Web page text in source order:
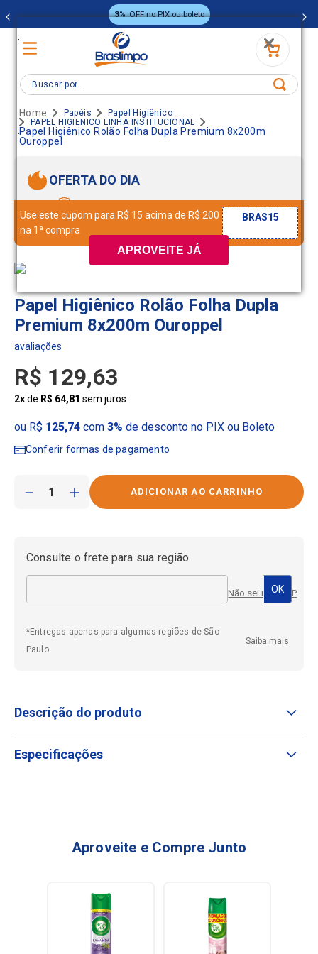
.
.
APROVEITE JÁ
3%OFF no PIX ou boleto
Buscar por...
Papéis
Papel Higiênico
PAPEL HIGIENICO LINHA INSTITUCIONAL
Papel Higiênico Rolão Folha Dupla Premium 8x200m
Ouroppel
OFERTA DO DIA
Use este cupom para R$ 15 acima de R$ 200
na 1ª compra
BRAS15
Papel Higiênico Rolão Folha Dupla
Premium 8x200m Ouroppel
R$ 129,63
2xde R$ 64,81 sem juros
ou R$ 125,74com 3% de desconto no PIX ou Boleto
Conferir formas de pagamento
＋
－
Consulte o frete para sua região
Não sei meu CEP
*Entregas apenas para algumas regiões de São
Paulo.
Saiba mais
Descrição do produto
Especificações
Aproveite e Compre Junto